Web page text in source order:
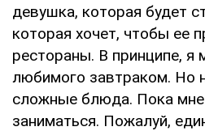
девушка, которая будет
которая хочет, чтобы ее
рестораны. В принципе, я
любимого завтраком. Но
сложные блюда. Пока мне
заниматься. Пожалуй,